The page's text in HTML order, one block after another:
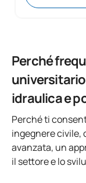
Perché
idraulica e
Perché ti
ingegnere civile,
avanzata, un
il settore e lo